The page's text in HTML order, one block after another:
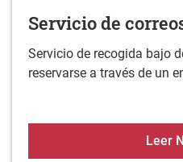
Servicio de
Servicio de recogida bajo
reservarse a través de un
Leer